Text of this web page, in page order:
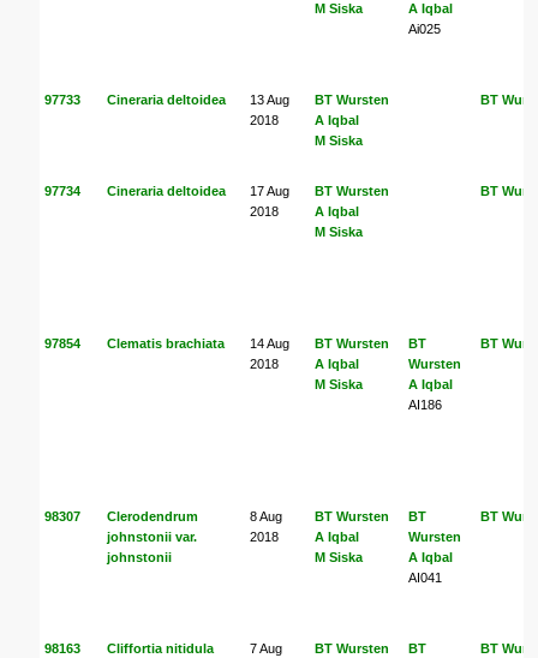
M Siska
A Iqbal
Ai025
97733 Cineraria deltoidea
13 Aug
2018
BT Wursten
A Iqbal
M Siska
BT
97734 Cineraria deltoidea
17 Aug
2018
BT Wursten
A Iqbal
M Siska
BT
97854 Clematis brachiata
14 Aug
2018
BT Wursten
A Iqbal
M Siska
BT
Wursten
A Iqbal
AI186
BT
98307
Clerodendrum
johnstonii var.
johnstonii
8 Aug
2018
BT Wursten
A Iqbal
M Siska
BT
Wursten
A Iqbal
AI041
BT
98163 Cliffortia nitidula
7 Aug
BT Wursten
BT
BT